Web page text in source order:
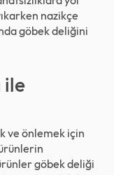
nazikçe
göbek deliğini
ile
ve önlemek için
göbek deliği